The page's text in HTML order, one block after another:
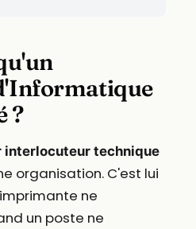
?
interlocuteur technique
organisation. C'est lui
ne
un poste ne